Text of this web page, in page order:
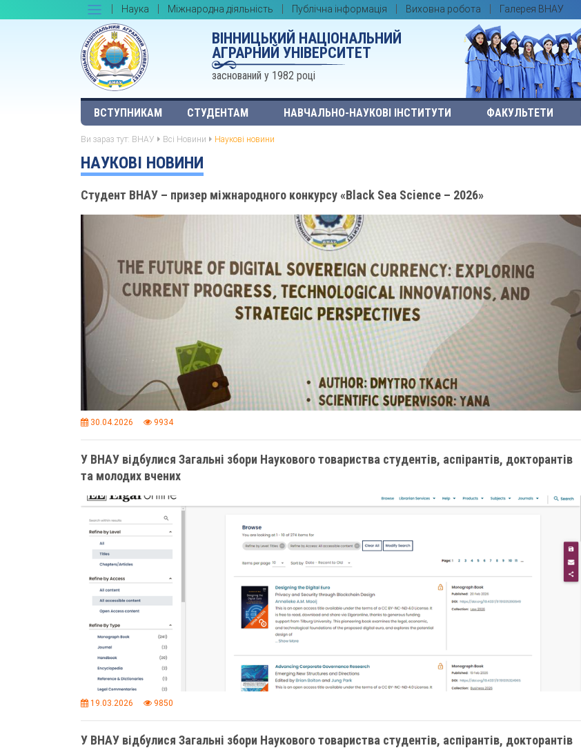
Наука Міжнародна діяльність Публічна інформація Виховна робота Галерея ВНАУ
ВІННИЦЬКИЙ НАЦІОНАЛЬНИЙ
АГРАРНИЙ УНІВЕРСИТЕТ
заснований у 1982 році
ВСТУПНИКАМ СТУДЕНТАМ НАВЧАЛЬНО-НАУКОВІ ІНСТИТУТИ ФАКУЛЬТЕТИ
Ви зараз тут: ВНАУ Всі Новини Наукові новини
НАУКОВІ НОВИНИ
Студент ВНАУ – призер міжнародного конкурсу «Black Sea Science – 2026»
30.04.2026 9934
У ВНАУ відбулися Загальні збори Наукового товариства студентів, аспірантів, докторантів
та молодих вчених
19.03.2026 9850
У ВНАУ відбулися Загальні збори Наукового товариства студентів, аспірантів, докторантів